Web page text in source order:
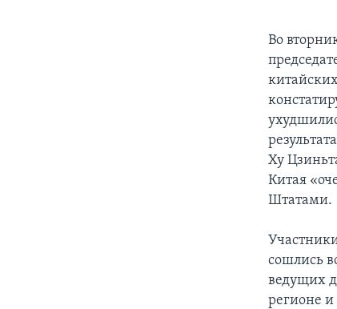
Во
Ху
Китая
Штатами.
сошлись
ведущих
регионе